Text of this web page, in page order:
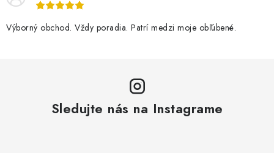
Výborný obchod. Vždy poradia. Patrí medzi moje obľúbené.
Sledujte nás na Instagrame